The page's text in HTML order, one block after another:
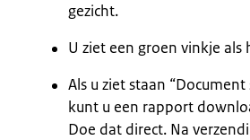
gezicht.
U ziet een groen vinkje als
Als u ziet staan “Document
kunt u een rapport
Doe dat direct. Na